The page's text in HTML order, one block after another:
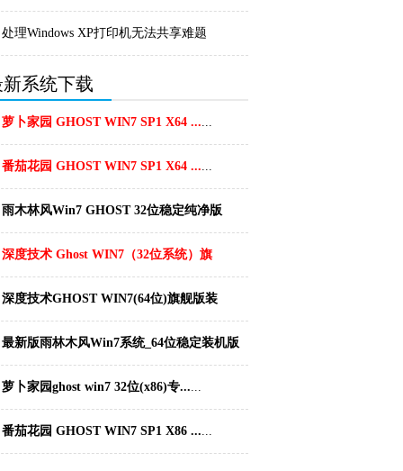
处理Windows XP打印机无法共享难题
系统下载
萝卜家园 GHOST WIN7 SP1 X64 ......
番茄花园 GHOST WIN7 SP1 X64 ......
雨木林风Win7 GHOST 32位稳定纯净版
2......
深度技术 Ghost WIN7（32位系统）旗
舰......
深度技术GHOST WIN7(64位)旗舰版装
机......
最新版雨林木风Win7系统_64位稳定装机版
20......
萝卜家园ghost win7 32位(x86)专......
番茄花园 GHOST WIN7 SP1 X86 ......